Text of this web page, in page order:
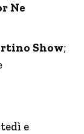
Ne
Show;
e